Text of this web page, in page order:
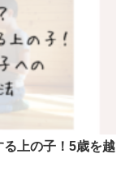
上の子！5歳を越